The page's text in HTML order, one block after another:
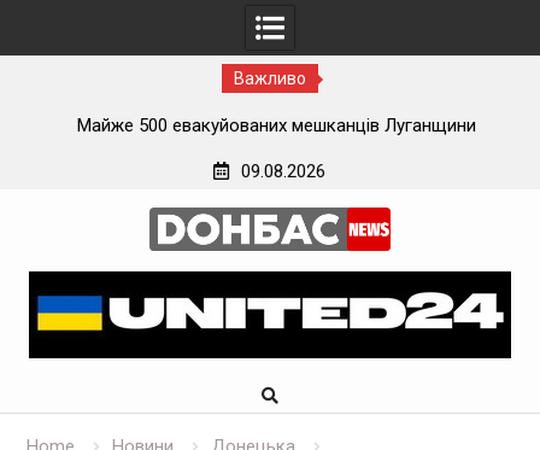
Важливо
Майже 500 евакуйованих мешканців Луганщини
09.08.2026